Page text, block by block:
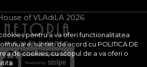
pentru a va oferi functionalitatea
sunteti de acord cu POLITICA DE
de cookies, cu scopul de a va oferi o
of VLAdiLA 2026